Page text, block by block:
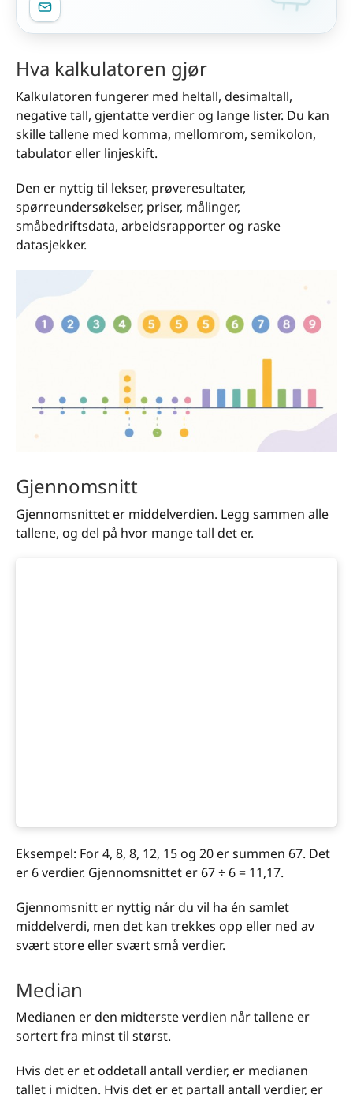
Hva kalkulatoren gjør
Kalkulatoren fungerer med heltall, desimaltall,
negative tall, gjentatte verdier og lange lister. Du kan
skille tallene med komma, mellomrom, semikolon,
tabulator eller linjeskift.
Den er nyttig til lekser, prøveresultater,
spørreundersøkelser, priser, målinger,
småbedriftsdata, arbeidsrapporter og raske
datasjekker.
Gjennomsnitt
Gjennomsnittet er middelverdien. Legg sammen alle
tallene, og del på hvor mange tall det er.
Eksempel: For 4, 8, 8, 12, 15 og 20 er summen 67. Det
er 6 verdier. Gjennomsnittet er 67 ÷ 6 = 11,17.
Gjennomsnitt er nyttig når du vil ha én samlet
middelverdi, men det kan trekkes opp eller ned av
svært store eller svært små verdier.
Median
Medianen er den midterste verdien når tallene er
sortert fra minst til størst.
Hvis det er et oddetall antall verdier, er medianen
tallet i midten. Hvis det er et partall antall verdier, er